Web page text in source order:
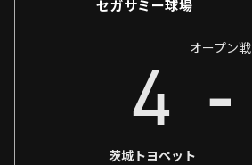
セガサミー球場
オープン戦
4
茨城トヨペット
-